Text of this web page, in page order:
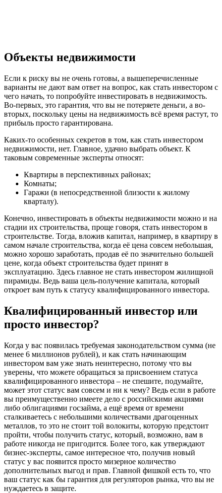
Объекты недвижимости
Если к риску вы не очень готовы, а вышеперечисленные
варианты не дают вам ответ на вопрос, как стать инвестором с
чего начать, то попробуйте инвестировать в недвижимость.
Во-первых, это гарантия, что вы не потеряете деньги, а во-
вторых, поскольку цены на недвижимость всё время растут, то
прибыль просто гарантирована.
Каких-то особенных секретов в том, как стать инвестором
недвижимости, нет. Главное, удачно выбрать объект. К
таковым современные эксперты относят:
Квартиры в перспективных районах;
Комнаты;
Гаражи (в непосредственной близости к жилому
кварталу).
Конечно, инвестировать в объекты недвижимости можно и на
стадии их строительства, проще говоря, стать инвестором в
строительстве. Тогда, вложив капитал, например, в квартиру в
самом начале строительства, когда её цена совсем небольшая,
можно хорошо заработать, продав её по значительно большей
цене, когда объект строительства будет принят в
эксплуатацию. Здесь главное не стать инвестором жилищной
пирамиды. Ведь ваша цель-получение капитала, который
откроет вам путь к статусу квалифицированного инвестора.
Квалифицированный инвестор или
просто инвестор?
Когда у вас появилась требуемая законодательством сумма (не
менее 6 миллионов рублей), и как стать начинающим
инвестором вам уже знать неинтересно, потому что вы
уверены, что можете обращаться за присвоением статуса
квалифицированного инвестора – не спешите, подумайте,
может этот статус вам совсем и ни к чему? Ведь если в работе
вы преимущественно имеете дело с российскими акциями
либо облигациями госзайма, а ещё время от времени
сталкиваетесь с небольшими количествами драгоценных
металлов, то это не стоит той волокиты, которую предстоит
пройти, чтобы получить статус, который, возможно, вам в
работе никогда не пригодится. Более того, как утверждают
бизнес-эксперты, самое интересное что, получив новый
статус у вас появится просто мизерное количество
дополнительных выгод и прав. Главной фишкой есть то, что
ваш статус как бы гарантия для регуляторов рынка, что вы не
нуждаетесь в защите.